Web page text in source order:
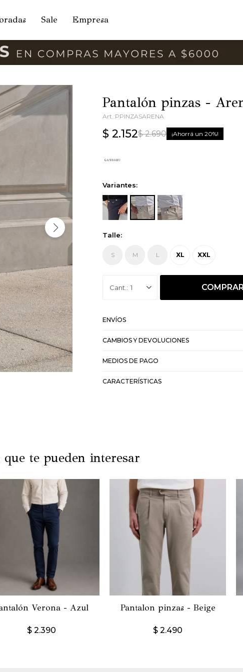
Sale Empresa
Pantalón pinzas -
PPINZASARENA
$ 2.152$ 2.690 20
Variantes:
Talle:
S M L XL XXL
1 COMPRAR
ENVÍOS
CAMBIOS Y DEVOLUCIONES
MEDIOS DE PAGO
CARACTERÍSTICAS
que te pueden interesar
Verona - Azul
$ 2.390
Pantalon pinzas - Beige
$ 2.490